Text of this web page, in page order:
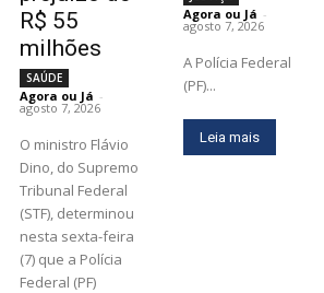
R$ 55
milhões
SAÚDE
Agora ou Já -
agosto 7, 2026
O ministro Flávio
Dino, do Supremo
Tribunal Federal
(STF), determinou
nesta sexta-feira
(7) que a Polícia
Federal (PF)
Agora ou Já -
agosto 7, 2026
A Polícia Federal
(PF)...
Leia mais